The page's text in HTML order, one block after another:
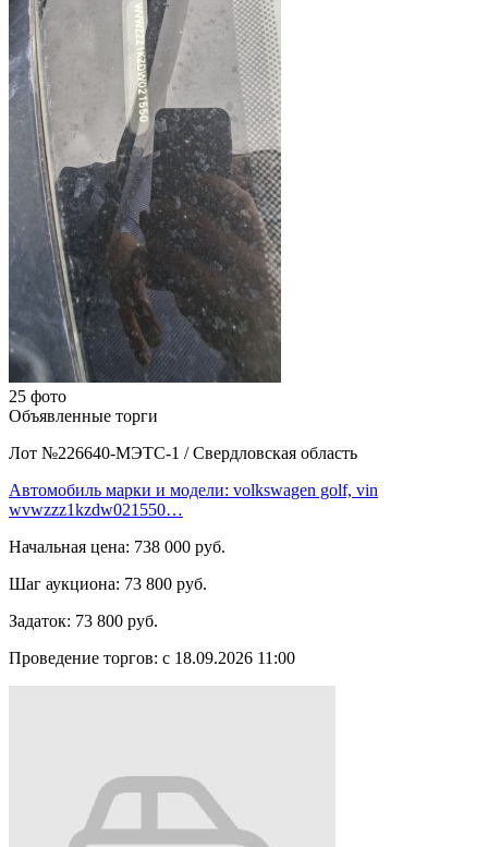
25 фото
Объявленные торги
Лот №226640-МЭТС-1 / Свердловская область
Автомобиль марки и модели: volkswagen golf, vin
wvwzzz1kzdw021550…
Начальная цена: 738 000 руб.
Шаг аукциона: 73 800 руб.
Задаток: 73 800 руб.
Проведение торгов: с 18.09.2026 11:00